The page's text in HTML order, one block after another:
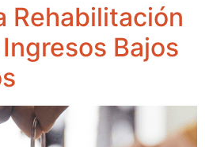
Rehabilitación
Bajos